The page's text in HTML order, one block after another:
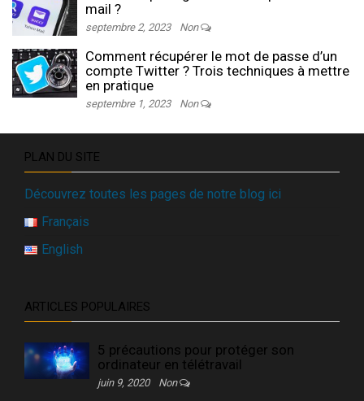
mail ?
septembre 2, 2023 Non
Comment récupérer le mot de passe d’un
compte Twitter ? Trois techniques à mettre
en pratique
septembre 1, 2023 Non
PLAN DU SITE
Découvrez toutes les pages de notre blog ici
Français
English
ARTICLES POPULAIRES
5 précautions pour protéger son
ordinateur en télétravail
juin 9, 2020 Non